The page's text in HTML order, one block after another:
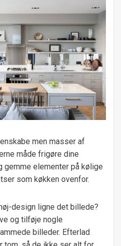
men masser af
måde frigøre dine
gemme elementer på kølige
som køkken ovenfor.
design ligne det billede?
og tilføje nogle
billeder. Efterlad